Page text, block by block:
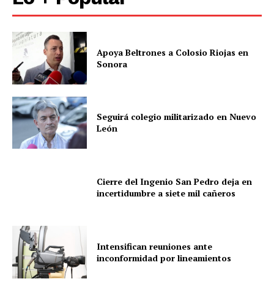
Mi cuenta
Apoya Beltrones a Colosio Riojas en
Sonora
Seguirá colegio militarizado en Nuevo
León
Cierre del Ingenio San Pedro deja en
incertidumbre a siete mil cañeros
Intensifican reuniones ante
inconformidad por lineamientos